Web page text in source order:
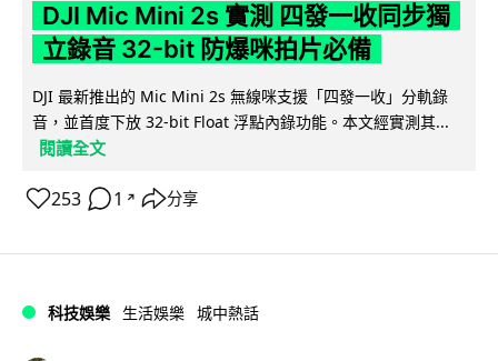
DJI Mic Mini 2s 實測 四發一收同步獨
立錄音 32-bit 防爆咪拍片必備
DJI 最新推出的 Mic Mini 2s 無線咪支援「四發一收」分軌錄
音，並首度下放 32-bit Float 浮點內錄功能。本文經實測其...
閱讀全文
253 1 ↗ 分享
科技娛樂 生活娛樂 城中熱話